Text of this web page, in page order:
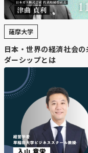
薩摩大学
日本・世界の経済社会
ダーシップとは